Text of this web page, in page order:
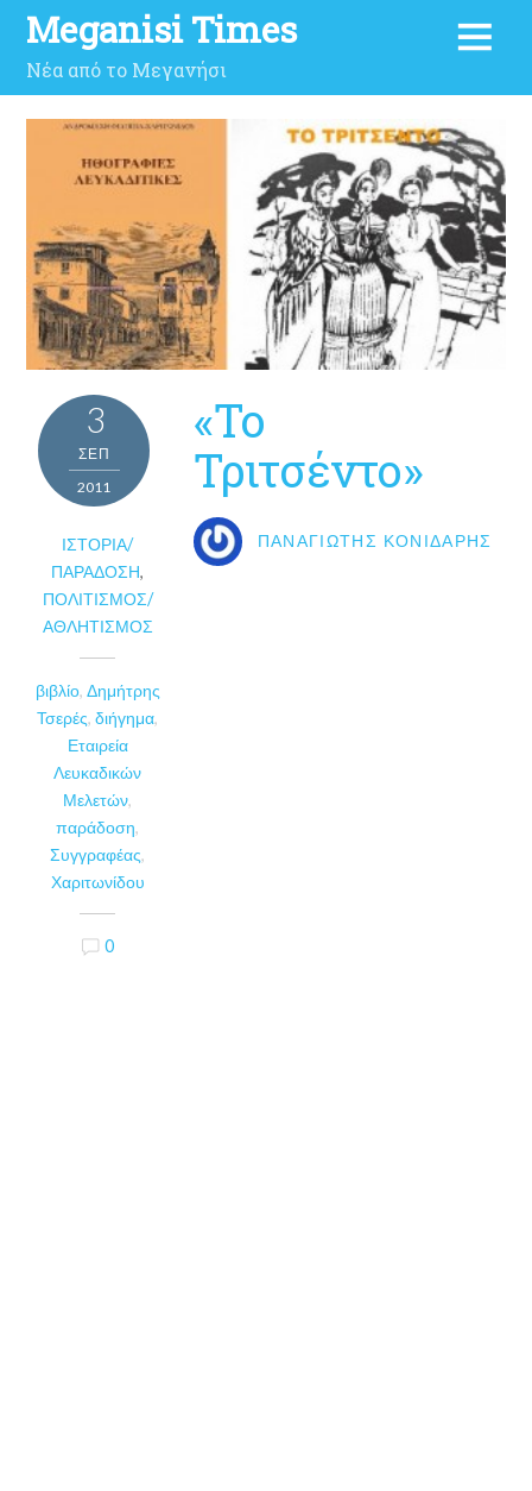
Meganisi Times
Νέα από το Μεγανήσι
3
ΣΕΠ
2011
ΙΣΤΟΡΊΑ/
ΠΑΡΆΔΟΣΗ,
ΠΟΛΙΤΙΣΜΌΣ/
ΑΘΛΗΤΙΣΜΌΣ
βιβλίο, Δημήτρης
Τσερές,διήγημα,
Εταιρεία
Λευκαδικών
Μελετών,
παράδοση,
Συγγραφέας,
Χαριτωνίδου
0
«Το
Τριτσέντο»
ΠΑΝΑΓΙΏΤΗΣ ΚΟΝΙΔΆΡΗΣ